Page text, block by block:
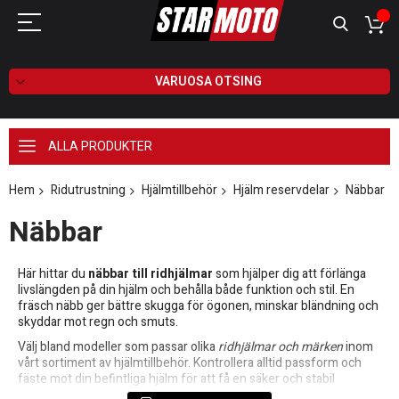
VARUOSA OTSING
ALLA PRODUKTER
Hem Ridutrustning Hjälmtillbehör Hjälm reservdelar Näbbar
Näbbar
Här hittar du näbbar till ridhjälmarsom hjälper dig att förlänga
livslängden på din hjälm och behålla både funktion och stil. En
fräsch näbb ger bättre skugga för ögonen, minskar bländning och
skyddar mot regn och smuts.
Välj bland modeller som passar olikaridhjälmar och märkeninom
vårt sortiment av hjälmtillbehör. Kontrollera alltid passform och
fäste mot din befintliga hjälm för att få en säker och stabil